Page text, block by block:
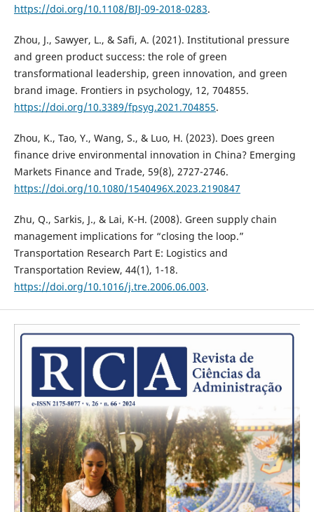
https://doi.org/10.1108/BIJ-09-2018-0283.
Zhou, J., Sawyer, L., & Safi, A. (2021). Institutional pressure
and green product success: the role of green
transformational leadership, green innovation, and green
brand image. Frontiers in psychology, 12, 704855.
https://doi.org/10.3389/fpsyg.2021.704855.
Zhou, K., Tao, Y., Wang, S., & Luo, H. (2023). Does green
finance drive environmental innovation in China? Emerging
Markets Finance and Trade, 59(8), 2727-2746.
https://doi.org/10.1080/1540496X.2023.2190847
Zhu, Q., Sarkis, J., & Lai, K-H. (2008). Green supply chain
management implications for “closing the loop.”
Transportation Research Part E: Logistics and
Transportation Review, 44(1), 1-18.
https://doi.org/10.1016/j.tre.2006.06.003.